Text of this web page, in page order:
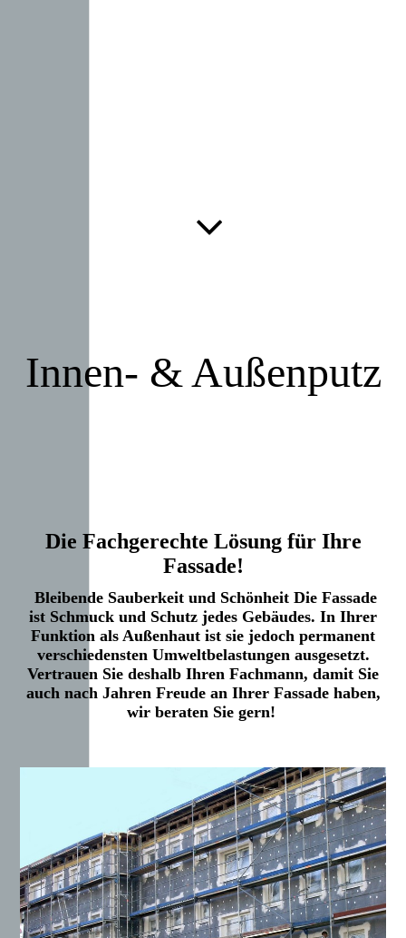
Innen- & Außenputz
Die Fachgerechte Lösung für Ihre
Fassade!
Bleibende Sauberkeit und Schönheit Die Fassade
ist Schmuck und Schutz jedes Gebäudes. In Ihrer
Funktion als Außenhaut ist sie jedoch permanent
verschiedensten Umweltbelastungen ausgesetzt.
Vertrauen Sie deshalb Ihren Fachmann, damit Sie
auch nach Jahren Freude an Ihrer Fassade haben,
wir beraten Sie gern!